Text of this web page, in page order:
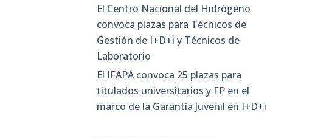
El Centro Nacional del Hidrógeno
convoca plazas para Técnicos de
Gestión de I+D+i y Técnicos de
Laboratorio
El IFAPA convoca 25 plazas para
titulados universitarios y FP en el
marco de la Garantía Juvenil en I+D+i